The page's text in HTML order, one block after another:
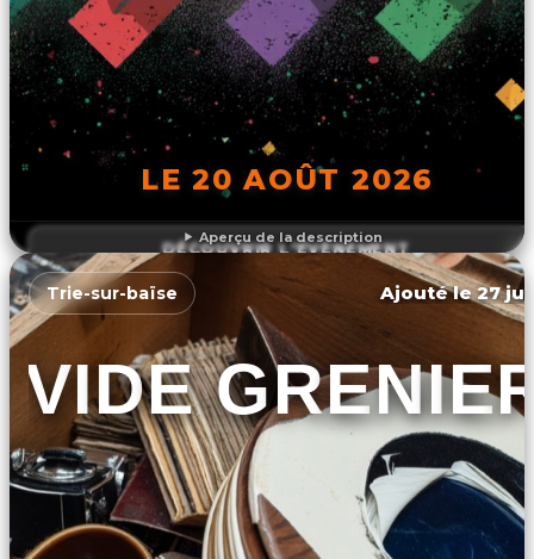
Aperçu de la description
LE 20 AOÛT 2026
DÉCOUVRIR L'ÉVÉNEMENT
Trie-sur-baïse Ajouté le 27
VIDE